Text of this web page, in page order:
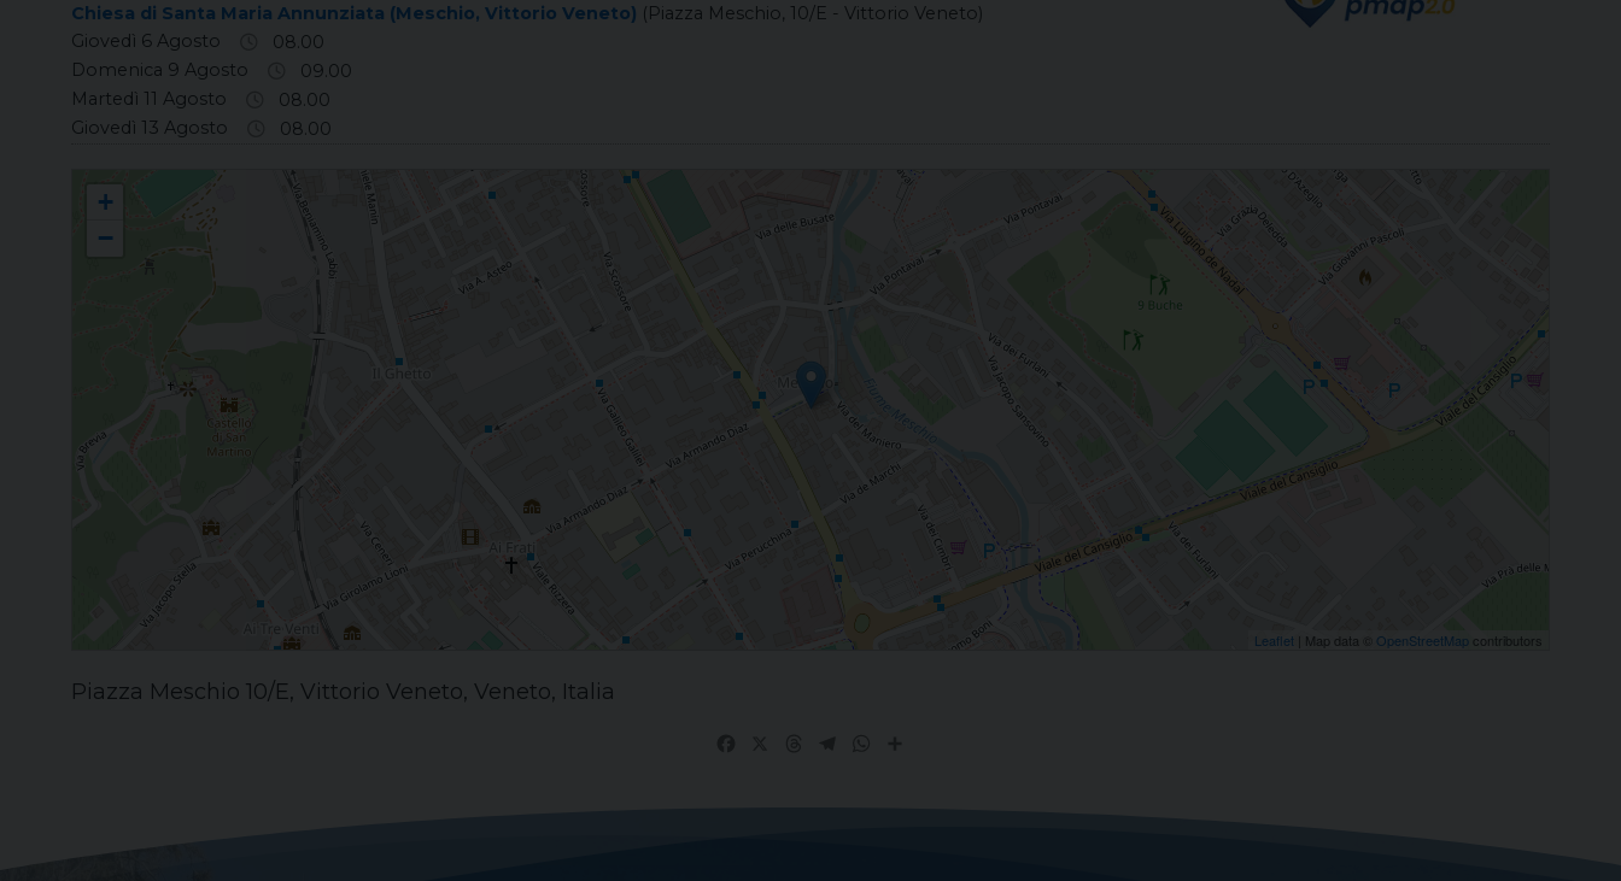
Chiesa di Santa Maria Annunziata (Meschio, Vittorio Veneto) (Piazza Meschio, 10/E - Vittorio Veneto)
Giovedì 6 Agosto
08.00
Domenica 9 Agosto
09.00
Martedì 11 Agosto
08.00
Giovedì 13 Agosto
08.00
MESCHIO Santa Maria Annunziata
+
−
Leaflet | Map data © OpenStreetMap contributors
Piazza Meschio 10/E, Vittorio Veneto, Veneto, Italia